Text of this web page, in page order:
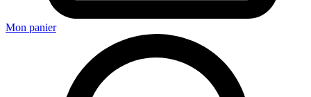
Mon panier